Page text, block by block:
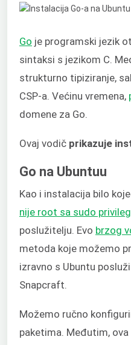
Go je programski jezik
sintaksi s jezikom C.
strukturno tipiziranje,
CSP-a. Većinu vremena,
domene za Go.
Ovaj vodič prikazuje
Go na Ubuntuu
Kao i instalacija bilo
nije root sa sudo
poslužitelju. Evo brzog
metoda koje možemo
izravno s Ubuntu
Snapcraft.
Možemo ručno
paketima. Međutim,